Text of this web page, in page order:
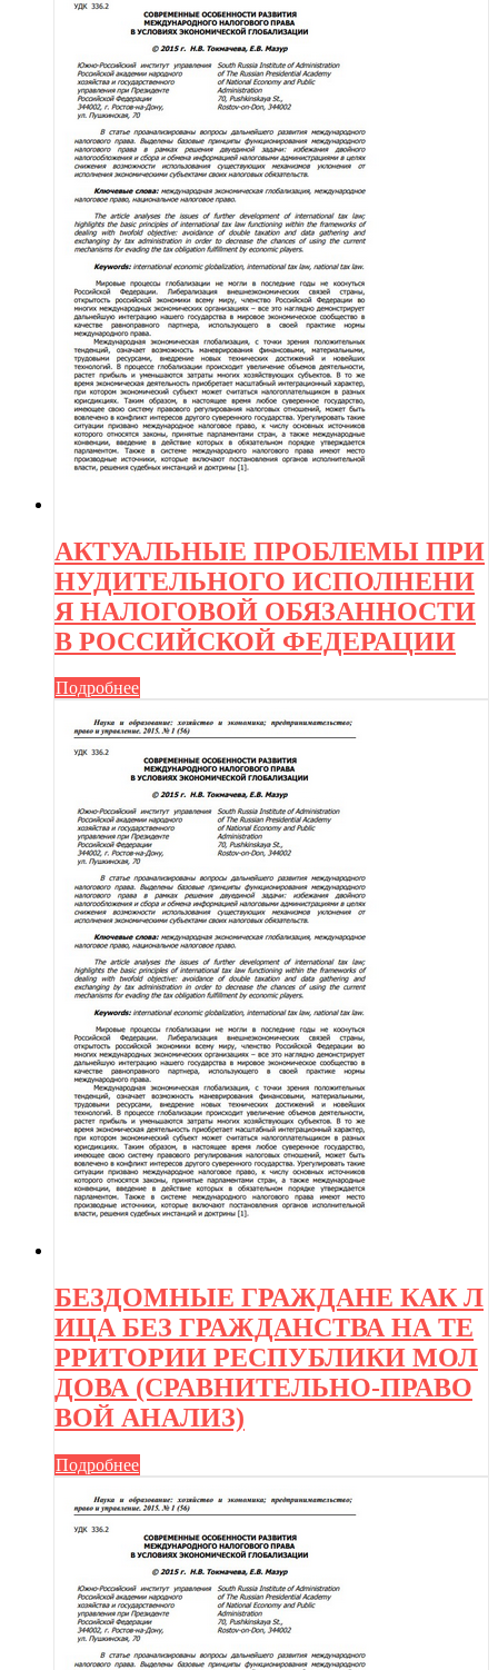
АКТУАЛЬНЫЕ ПРОБЛЕМЫ ПРИ
НУДИТЕЛЬНОГО ИСПОЛНЕНИ
Я НАЛОГОВОЙ ОБЯЗАННОСТИ
В РОССИЙСКОЙ ФЕДЕРАЦИИ
Подробнее
БЕЗДОМНЫЕ ГРАЖДАНЕ КАК Л
ИЦА БЕЗ ГРАЖДАНСТВА НА ТЕ
РРИТОРИИ РЕСПУБЛИКИ МОЛ
ДОВА (СРАВНИТЕЛЬНО-ПРАВО
ВОЙ АНАЛИЗ)
Подробнее